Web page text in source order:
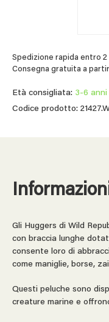
Spedizione rapida entro 2
Consegna gratuita a
Età consigliata: 3-6 anni
Codice prodotto:
Gli Huggers di Wild
con braccia lunghe
consente loro di
come maniglie, borse,
Questi peluche sono
creature marine e